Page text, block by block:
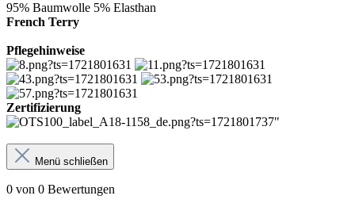
95% Baumwolle 5% Elasthan
French Terry
Pflegehinweise
Zertifizierung
Menü schließen
0 von 0 Bewertungen